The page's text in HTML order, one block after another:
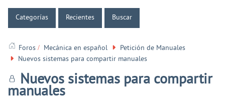
Categorías Recientes Buscar
Foros Mecánica en español
Petición de Manuales
Nuevos sistemas para compartir manuales
Nuevos sistemas para compartir
manuales